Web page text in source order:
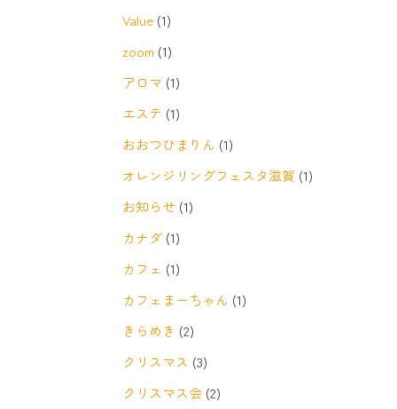
Value (1)
zoom (1)
アロマ (1)
エステ (1)
おおつひまりん (1)
オレンジリングフェスタ滋賀 (1)
お知らせ (1)
カナダ (1)
カフェ (1)
カフェまーちゃん (1)
きらめき (2)
クリスマス (3)
クリスマス会 (2)